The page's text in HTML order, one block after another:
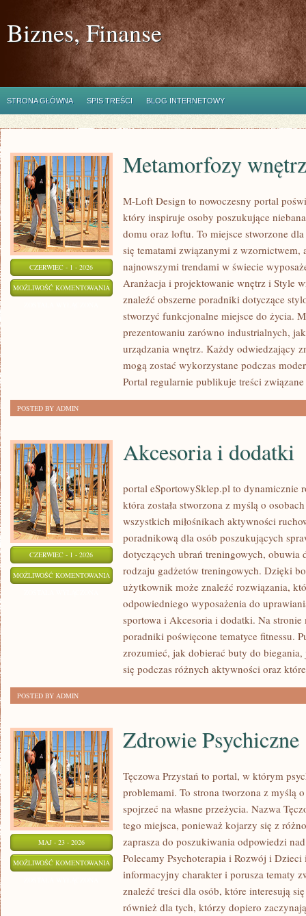
Biznes, Finanse
STRONA GŁÓWNA SPIS TREŚCI BLOG INTERNETOWY
CZERWIEC - 1 - 2026
MOŻLIWOŚĆ KOMENTOWANIA METAMORFOZY
WNĘTRZ
Metamorfozy wnętrz
M-Loft Design to nowoczesny portal
który inspiruje osoby poszukujące
domu oraz loftu. To miejsce stworzone
się tematami związanymi z wzornictwem,
najnowszymi trendami w świecie
Aranżacja i projektowanie wnętrz i Style
znaleźć obszerne poradniki dotyczące
stworzyć funkcjonalne miejsce do życia.
prezentowaniu zarówno industrialnych,
urządzania wnętrz. Każdy odwiedzający
mogą zostać wykorzystane podczas
Portal regularnie publikuje treści
POSTED BY ADMIN
CZERWIEC - 1 - 2026
MOŻLIWOŚĆ KOMENTOWANIA AKCESORIA
DODATKI
Akcesoria i dodatki
portal eSportowySklep.pl to dynamicznie
która została stworzona z myślą o
wszystkich miłośnikach aktywności
poradnikową dla osób poszukujących
dotyczących ubrań treningowych, obuwia
rodzaju gadżetów treningowych. Dzięki
użytkownik może znaleźć rozwiązania,
odpowiedniego wyposażenia do
sportowa i Akcesoria i dodatki. Na stronie
poradniki poświęcone tematyce fitnessu.
zrozumieć, jak dobierać buty do
się podczas różnych aktywności oraz
POSTED BY ADMIN
MAJ - 23 - 2026
MOŻLIWOŚĆ KOMENTOWANIA ZDROWIE
PSYCHICZNE
Zdrowie Psychiczne
Tęczowa Przystań to portal, w którym
problemami. To strona tworzona z myślą
spojrzeć na własne przeżycia. Nazwa
tego miejsca, ponieważ kojarzy się z
zaprasza do poszukiwania odpowiedzi
Polecamy Psychoterapia i Rozwój i Dzieci
informacyjny charakter i porusza tematy
znaleźć treści dla osób, które interesują
również dla tych, którzy dopiero